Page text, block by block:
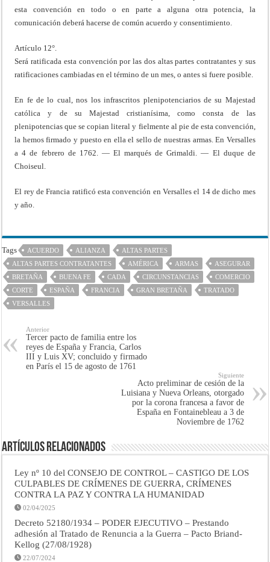
esta convención en todo o en parte a alguna otra potencia, la
comunicación deberá hacerse de común acuerdo y consentimiento.
Artículo 12°.
Será ratificada esta convención por las dos altas partes contratantes y sus
ratificaciones cambiadas en el término de un mes, o antes si fuere posible.
En fe de lo cual, nos los infrascritos plenipotenciarios de su Majestad
católica y de su Majestad cristianísima, como consta de las
plenipotencias que se copian literal y fielmente al pie de esta convención,
la hemos firmado y puesto en ella el sello de nuestras armas. En Versalles
a 4 de febrero de 1762. — El marqués de Grimaldi. — El duque de
Choiseul.
El rey de Francia ratificó esta convención en Versalles el 14 de dicho mes
y año.
Tags ACUERDO ALIANZA
ALTAS PARTES
ALTAS PARTES CONTRATANTES
AMÉRICA ARMAS
ASEGURAR
BRETAÑA
BUENA FE CADA CIRCUNSTANCIAS
COMERCIO
CORTE
ESPAÑA FRANCIA GRAN BRETAÑA
TRATADO
VERSALLES
Anterior
Tercer pacto de familia entre los
reyes de España y Francia, Carlos
III y Luis XV; concluido y firmado
en París el 15 de agosto de 1761
Siguiente
Acto preliminar de cesión de la
Luisiana y Nueva Orleans, otorgado
por la corona francesa a favor de
España en Fontainebleau a 3 de
Noviembre de 1762
Artículos Relacionados
Ley nº 10 del CONSEJO DE CONTROL – CASTIGO DE LOS
CULPABLES DE CRÍMENES DE GUERRA, CRÍMENES
CONTRA LA PAZ Y CONTRA LA HUMANIDAD
02/04/2025
Decreto 52180/1934 – PODER EJECUTIVO – Prestando
adhesión al Tratado de Renuncia a la Guerra – Pacto Briand-
Kellog (27/08/1928)
22/07/2024